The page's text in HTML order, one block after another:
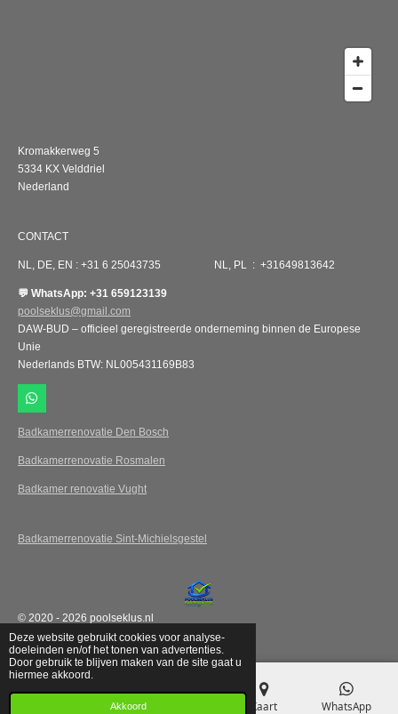
Deze website gebruikt cookies voor analyse-
doeleinden en/of het tonen van advertenties.
Door gebruik te blijven maken van de site gaat u
hiermee akkoord.
Akkoord
Kromakkerweg 5
5334 KX Velddriel
Nederland
CONTACT
NL, DE, EN : +31 6 25043735 NL, PL : +31649813642
💬 WhatsApp: +31 659123139
poolseklus@gmail.com
DAW-BUD – officieel geregistreerde onderneming binnen de Europese
Unie
Nederlands BTW: NL005431169B83
W
h
a
t
A
p
Badkamerrenovatie Den Bosch
Badkamerrenovatie Rosmalen
Badkamer renovatie Vught
Badkamerrenovatie Sint-Michielsgestel
© 2020 - 2026 poolseklus.nl
Powered byJouwWeb
Telefoonnummer Kaart WhatsApp